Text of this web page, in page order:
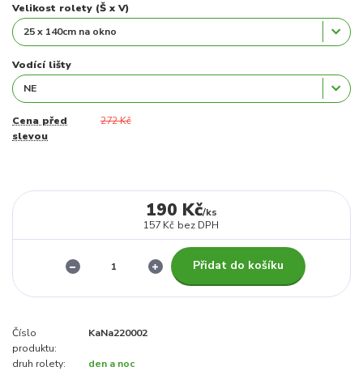
Velikost rolety (Š x V)
Vodící lišty
Cena před
slevou
272 Kč
190 Kč/ks
157 Kč bez DPH
Přidat do košíku
Číslo
produktu:
KaNa220002
druh rolety:
den a noc